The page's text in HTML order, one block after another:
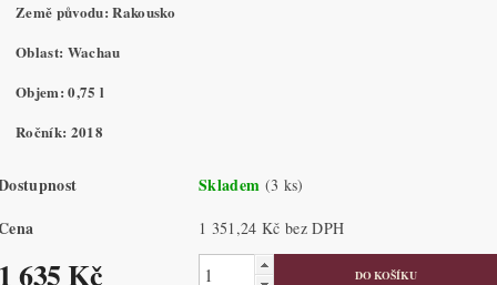
Země původu: Rakousko
Oblast: Wachau
Objem: 0,75 l
Ročník: 2018
Skladem (3 ks)
1 351,24 Kč bez DPH
635 Kč